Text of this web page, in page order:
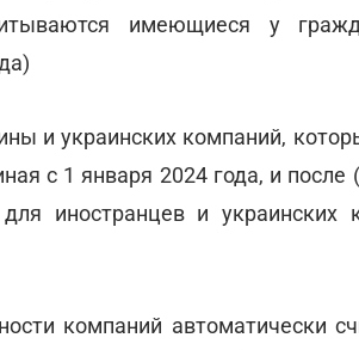
имеющиеся у
и украинских компаний,
с 1 января 2024 года, и после
иностранцев и украинских
компаний автоматически